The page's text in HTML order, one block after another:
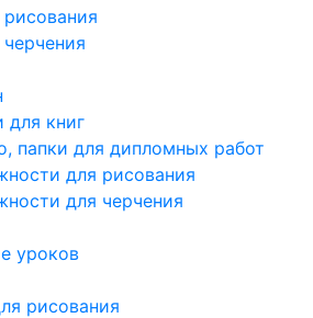
для книг
папки для дипломных работ
для рисования
для черчения
уроков
рисования